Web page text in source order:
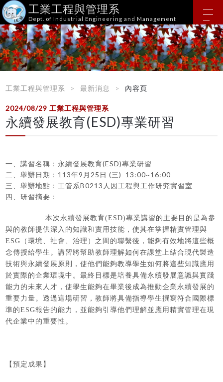
工業工程與管理系
Dept. of Industrial Engineering and Management
工業工程與管理系 最新消息 內容頁
2024/08/29工業工程與管理系
永續發展教育(ESD)專業研習
一、講習名稱：永續發展教育(ESD)專業研習
二、舉辦日期：113年9月25日 (三) 13:00~16:00
三、舉辦地點：工管系B0213人因工程與工作研究實習室
四、研習摘要：
本次永續發展教育(ESD)專業講習的主要目的是為參
與的教師提供深入的知識和實用技能，使其在掌握精實管理與
ESG（環境、社會、治理）之間的聯繫後，能夠有效地將這些概
念傳授給學生。講習將幫助教師理解如何在課堂上結合現代製造
技術與永續發展原則，使他們能夠教導學生如何將這些知識應用
於實際的企業環境中。最終目標是培養具備永續發展意識與實踐
能力的未來人才，使學生能夠在畢業後成為推動企業永續發展的
重要力量。透過這場研習，教師將具備指導學生撰寫符合國際標
準的ESG報告的能力，並能夠引導他們理解並應用精實管理在現
代企業中的重要性。
【預定成果】